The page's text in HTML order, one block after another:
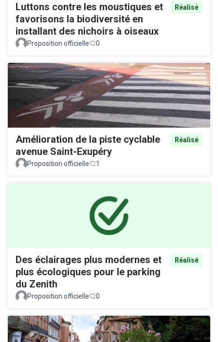
Luttons contre les moustiques et
favorisons la biodiversité en
installant des nichoirs à oiseaux
Réalisé
Proposition officielle 0
Amélioration de la piste cyclable
avenue Saint-Exupéry
Réalisé
Proposition officielle 1
Des éclairages plus modernes et
plus écologiques pour le parking
du Zenith
Réalisé
Proposition officielle 0